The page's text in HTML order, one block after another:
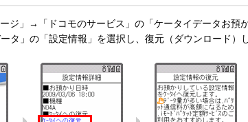
ジ」→「ドコモのサービス」の「ケータイデータお預
タ」の「設定情報」を選択し、復元（ダウンロード）し